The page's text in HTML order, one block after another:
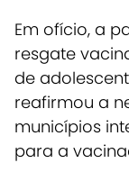
Em ofício, a
resgate
de
reafirmou a
municípios
para a